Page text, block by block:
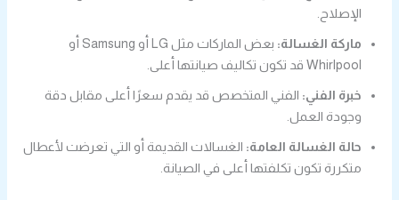
الإصلاح.
ماركة الغسالة:
بعض الماركات مثل LG أو Samsung أو
Whirlpool قد تكون تكاليف صيانتها أعلى.
خبرة الفني: الفني المتخصص قد يقدم سعرًا أعلى مقابل دقة
وجودة العمل.
حالة الغسالة العامة: الغسالات القديمة أو التي تعرضت لأعطال
متكررة تكون تكلفتها أعلى في الصيانة.